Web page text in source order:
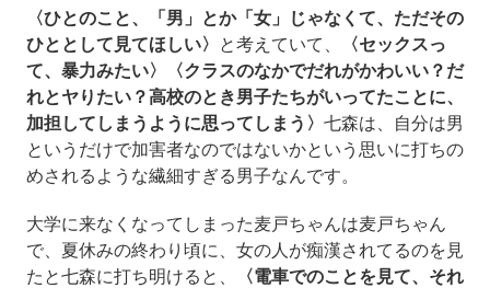
〈ひとのこと、「男」とか「女」じゃなくて、ただその
ひととして見てほしい〉 と考えていて、
〈セックスっ
て、暴力みたい〉〈クラスのなかでだれがかわいい？だ
れとヤりたい？高校のとき男子たちがいってたことに、
加担してしまうように思ってしまう〉 七森は、自分は男
というだけで加害者なのではないかという思いに打ちの
めされるような繊細すぎる男子なんです。
大学に来なくなってしまった麦戸ちゃんは麦戸ちゃん
で、夏休みの終わり頃に、女の人が痴漢されてるのを見
たと七森に打ち明けると、
〈電車でのことを見て、それ